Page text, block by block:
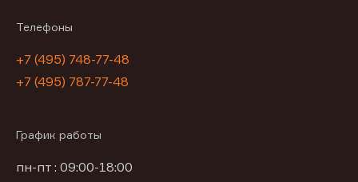
Телефоны
+7 (495) 748-77-48
+7 (495) 787-77-48
График работы
пн-пт : 09:00-18:00